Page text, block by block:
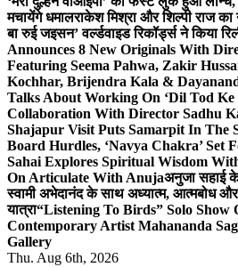
मचायेंगे धमालराकेश मिश्रा और शिल्पी राज का
बा रुई जइसन’ वर्ल्डवाइड रिकॉर्ड्स ने किया
Announces 8 New Originals With
Featuring Seema Pahwa, Zakir
Kochhar, Brijendra Kala &
Talks About Working On ‘Dil Tod
Collaboration With Director Sadhu
Shajapur Visit Puts Samarpit In The
Board Hurdles, ‘Navya Chakra’ Set
Sahai Explores Spiritual Wisdom
On Articulate With Anujaअनुजा सहाई
स्वामी अभेदानंद के साथ अध्यात्म, आत्मबोध
यात्रा“Listening To Birds” Solo Show
Contemporary Artist Mahananda
Gallery
Thu. Aug 6th, 2026